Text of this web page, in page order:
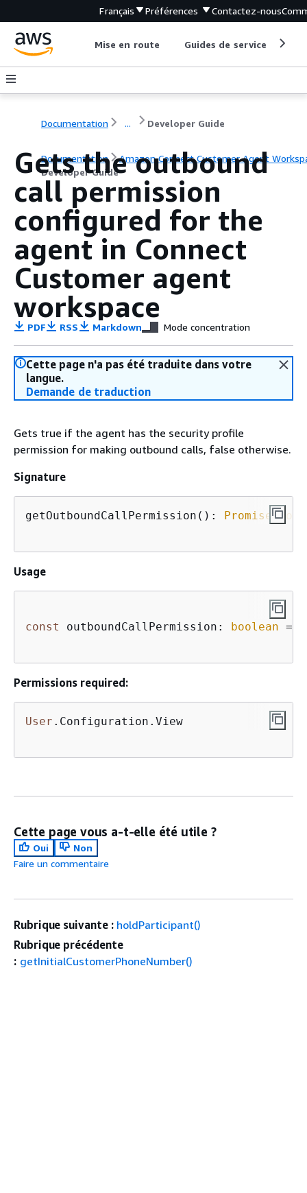
Français Préférences Contactez-nous
Mise en route Guides de service
Documentation ... Developer Guide
Documentation
Amazon Connect Customer Agent
Developer Guide
Gets the outbound
call permission
configured for the
agent in Connect
Customer agent
workspace
PDF RSS Markdown Mode concentration
Cette page n'a pas été traduite dans votre
langue.
Demande de traduction
Gets true if the agent has the security profile
permission for making outbound calls, false otherwise.
Signature
getOutboundCallPermission(): Promise <
Usage
const outboundCallPermission: boolean =
Permissions required:
User .Configuration.View
Cette page vous a-t-elle été utile ?
Oui
Non
Faire un commentaire
Rubrique suivante : holdParticipant()
Rubrique précédente
: getInitialCustomerPhoneNumber()